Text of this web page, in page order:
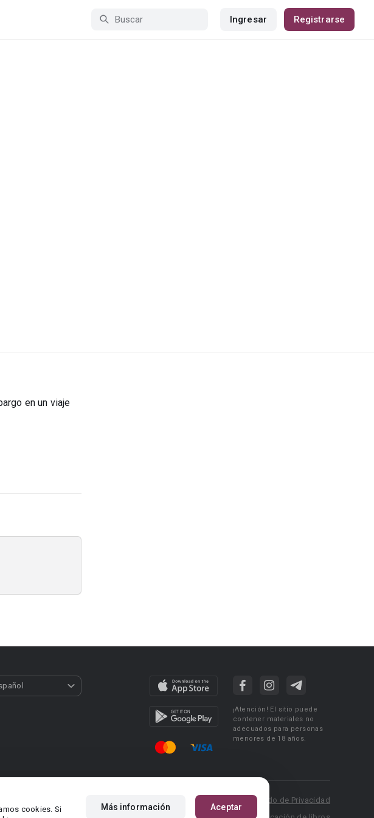
Ingresar Registrarse
en un viaje
cookies. Si
Más información Aceptar
¡Atención! El sitio puede
contener materiales no
adecuados para personas
menores de 18 años.
Condiciones de uso
Acuerdo de Privacidad